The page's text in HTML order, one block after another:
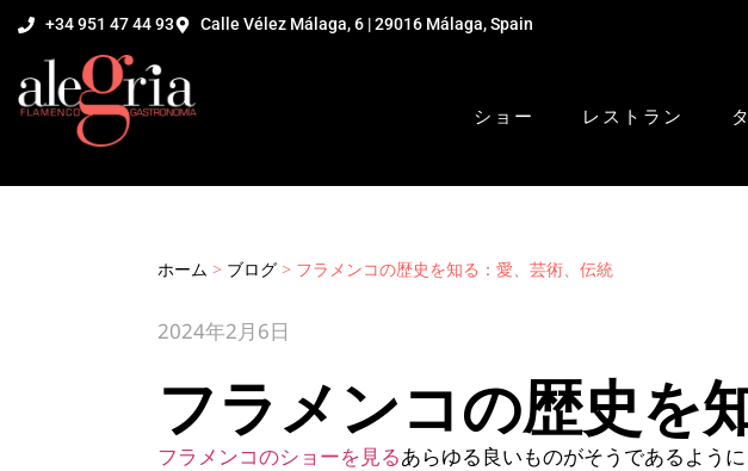
+34 951 47 44 93 Calle Vélez Málaga, 6 | 29016 Málaga, Spain
ショー レストラン
ホーム > ブログ > フラメンコの歴史を知る：愛、芸術、伝統
2024年2月6日
フラメンコの歴史を
フラメンコのショーを見るあらゆる良いものがそうであるよう